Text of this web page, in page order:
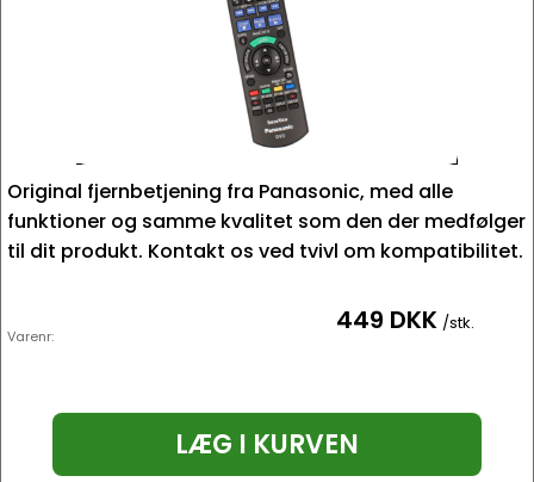
Original fjernbetjening fra Panasonic, med alle
funktioner og samme kvalitet som den der medfølger
til dit produkt. Kontakt os ved tvivl om kompatibilitet.
Varenr: 449 DKK /stk.
LÆG I KURVEN